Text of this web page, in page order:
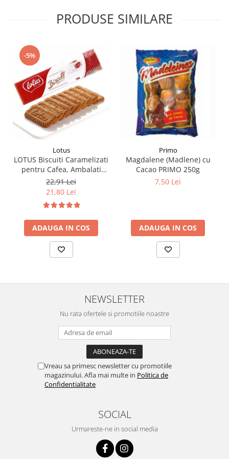
PRODUSE SIMILARE
-5%
Lotus
LOTUS Biscuiti Caramelizati
pentru Cafea, Ambalati
Individual 50buc 312.5g
22,91 Lei
21,80 Lei
ADAUGA IN COS
Primo
Magdalene (Madlene) cu
Cacao PRIMO 250g
7,50 Lei
ADAUGA IN COS
NEWSLETTER
Nu rata ofertele si promotiile noastre
Vreau sa primesc newsletter cu promotiile
magazinului. Afla mai multe in Politica de
Confidentialitate
SOCIAL
Urmareste-ne in social media